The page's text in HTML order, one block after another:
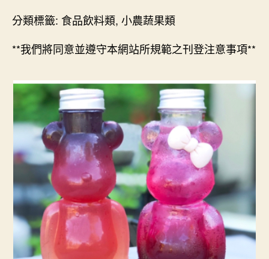
分類標籤: 食品飲料類, 小農蔬果類
**我們將同意並遵守本網站所規範之刊登注意事項**